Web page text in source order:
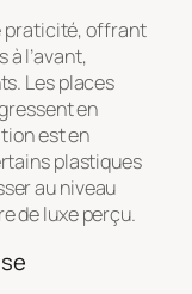
praticité, offrant
à l’avant,
Les places
en
est en
plastiques
au niveau
de luxe perçu.